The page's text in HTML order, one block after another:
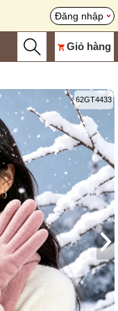
Đăng nhập
Giỏ hàng
62GT4433